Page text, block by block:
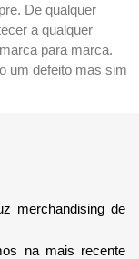
De qualquer
a qualquer
para marca.
um defeito mas sim
merchandising de
na mais recente